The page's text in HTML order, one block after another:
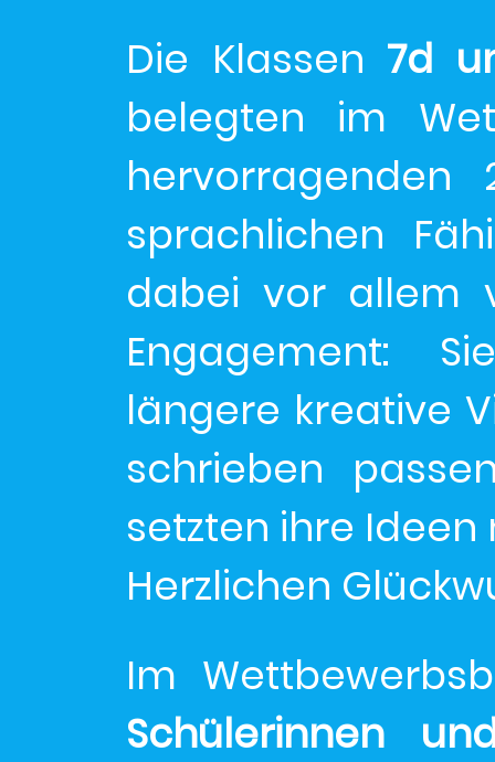
Die Klassen 7d
belegten im
sprachlichen
dabei vor allem
Engagement:
längere kreative
schrieben
setzten ihre
Herzlichen
Im
Schülerinnen